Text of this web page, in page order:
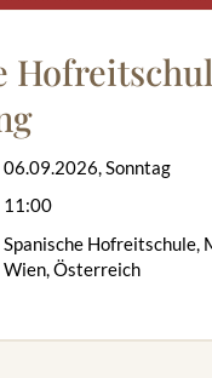
06.09.2026, Sonntag
11:00
Spanische Hofreitschule,
Wien, Österreich